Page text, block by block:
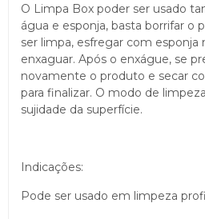
O Limpa Box poder ser usado
água e esponja, basta borrifar o
ser limpa, esfregar com esponja
enxaguar. Após o enxágue, se
novamente o produto e secar
para finalizar. O modo de
sujidade da superfície.
Indicações:
Pode ser usado em limpeza